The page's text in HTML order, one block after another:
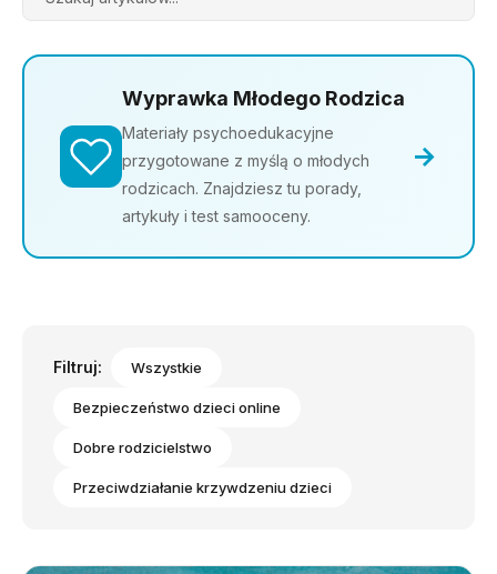
Wyprawka Młodego Rodzica
Materiały psychoedukacyjne
przygotowane z myślą o młodych
rodzicach. Znajdziesz tu porady,
artykuły i test samooceny.
→
Filtruj: Wszystkie
Bezpieczeństwo dzieci online
Dobre rodzicielstwo
Przeciwdziałanie krzywdzeniu dzieci